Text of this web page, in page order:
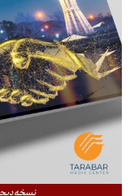
نسخه